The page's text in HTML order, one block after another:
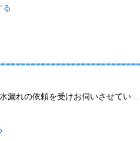
る
漏れの依頼を受けお伺いさせてい …